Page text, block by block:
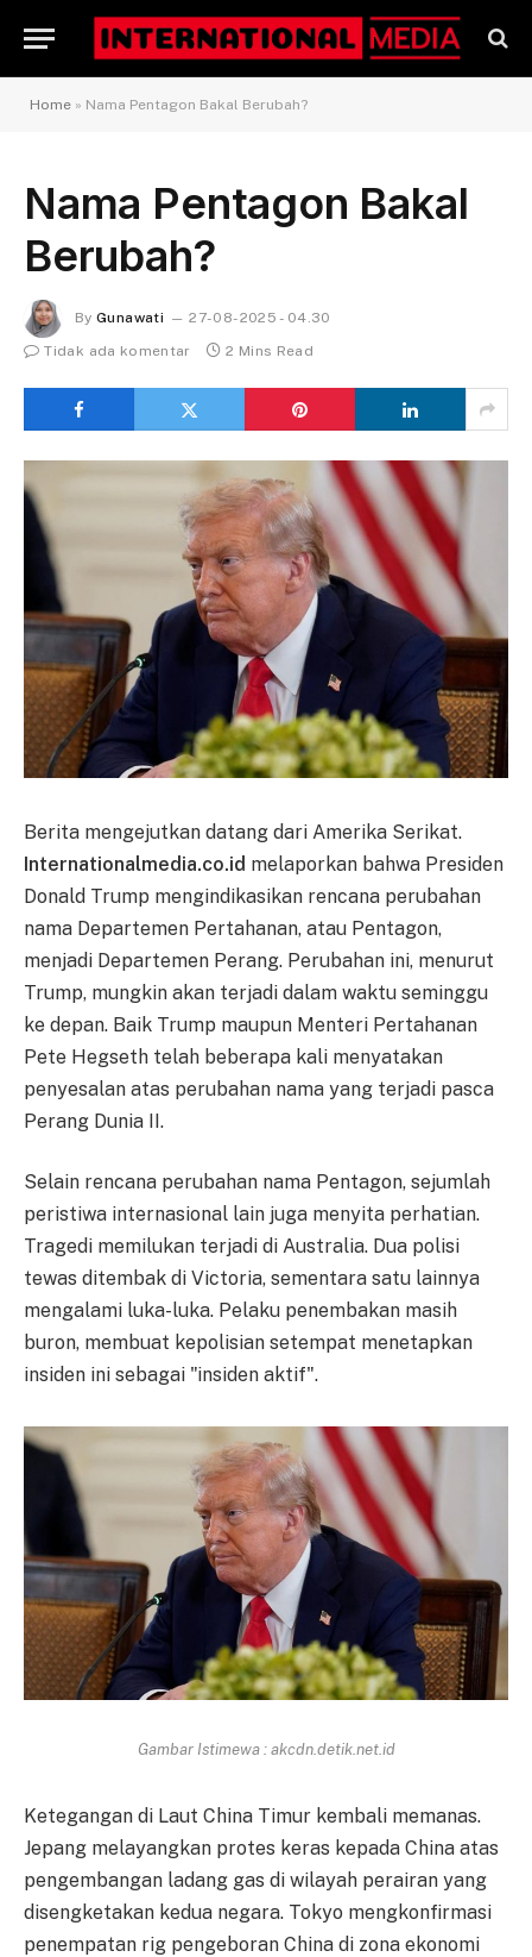
Home » Nama Pentagon Bakal Berubah?
Nama Pentagon Bakal
Berubah?
By Gunawati
27-08-2025 - 04.30
Tidak ada komentar
2 Mins Read
Berita mengejutkan datang dari Amerika Serikat.
Internationalmedia.co.id melaporkan bahwa Presiden
Donald Trump mengindikasikan rencana perubahan
nama Departemen Pertahanan, atau Pentagon,
menjadi Departemen Perang. Perubahan ini, menurut
Trump, mungkin akan terjadi dalam waktu seminggu
ke depan. Baik Trump maupun Menteri Pertahanan
Pete Hegseth telah beberapa kali menyatakan
penyesalan atas perubahan nama yang terjadi pasca
Perang Dunia II.
Selain rencana perubahan nama Pentagon, sejumlah
peristiwa internasional lain juga menyita perhatian.
Tragedi memilukan terjadi di Australia. Dua polisi
tewas ditembak di Victoria, sementara satu lainnya
mengalami luka-luka. Pelaku penembakan masih
buron, membuat kepolisian setempat menetapkan
insiden ini sebagai "insiden aktif".
Gambar Istimewa : akcdn.detik.net.id
Ketegangan di Laut China Timur kembali memanas.
Jepang melayangkan protes keras kepada China atas
pengembangan ladang gas di wilayah perairan yang
disengketakan kedua negara. Tokyo mengkonfirmasi
penempatan rig pengeboran China di zona ekonomi